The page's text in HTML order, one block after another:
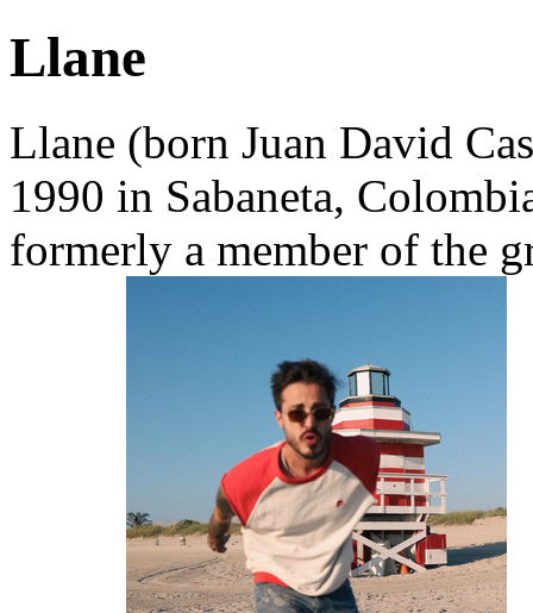
Llane
Llane (born Juan David
1990 in Sabaneta,
formerly a member of the